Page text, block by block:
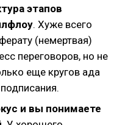
этапов
. Хуже всего
(немертвая)
переговоров, но не
еще кругов ада
и вы понимаете